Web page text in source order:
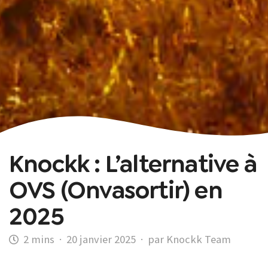
Knockk : L’alternative à
OVS (Onvasortir) en
2025
· 20 janvier 2025 · par Knockk Team